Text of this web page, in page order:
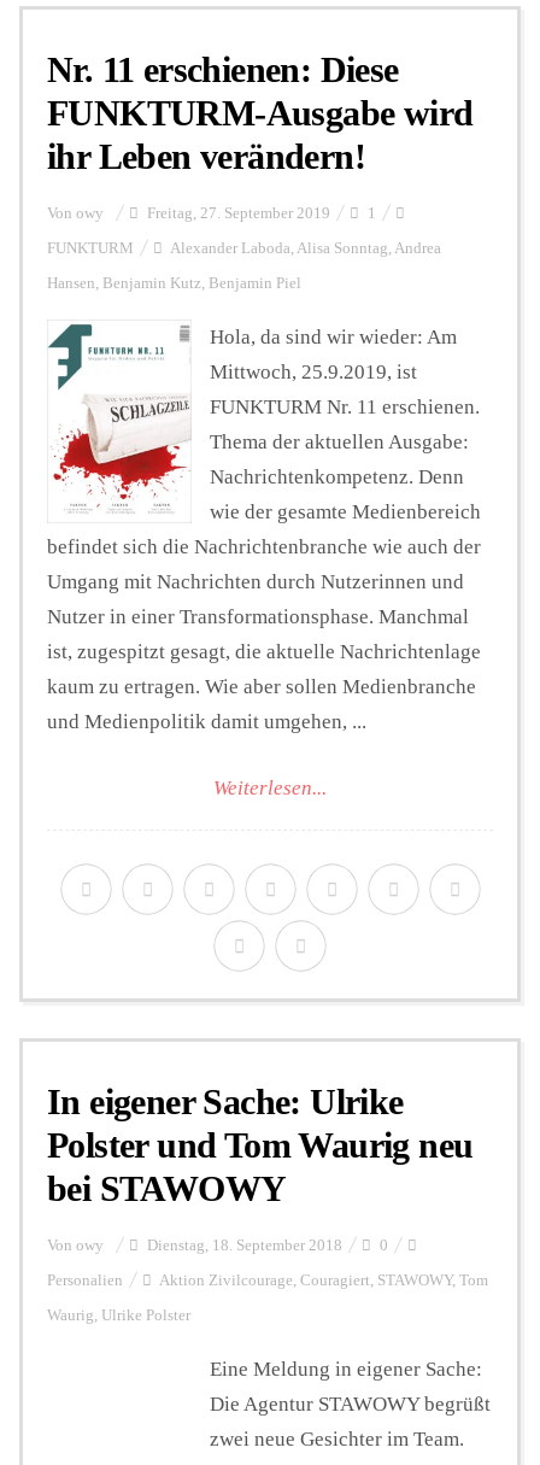
Personalien
Hintergrund
FUNKTURM-Beiträge
Podcast
Seminare
Unterstützen
Nr. 11 erschienen: Diese
FUNKTURM-Ausgabe wird
ihr Leben verändern!
Von owy Freitag, 27. September 2019 1
FUNKTURM Alexander Laboda, Alisa Sonntag, Andrea
Hansen, Benjamin Kutz, Benjamin Piel
Hola, da sind wir wieder: Am
Mittwoch, 25.9.2019, ist
FUNKTURM Nr. 11 erschienen.
Thema der aktuellen Ausgabe:
Nachrichtenkompetenz. Denn
wie der gesamte Medienbereich
befindet sich die Nachrichtenbranche wie auch der
Umgang mit Nachrichten durch Nutzerinnen und
Nutzer in einer Transformationsphase. Manchmal
ist, zugespitzt gesagt, die aktuelle Nachrichtenlage
kaum zu ertragen. Wie aber sollen Medienbranche
und Medienpolitik damit umgehen, ...
Weiterlesen...
In eigener Sache: Ulrike
Polster und Tom Waurig neu
bei STAWOWY
Von owy Dienstag, 18. September 2018 0
Personalien Aktion Zivilcourage, Couragiert, STAWOWY, Tom
Waurig, Ulrike Polster
Eine Meldung in eigener Sache:
Die Agentur STAWOWY begrüßt
zwei neue Gesichter im Team.